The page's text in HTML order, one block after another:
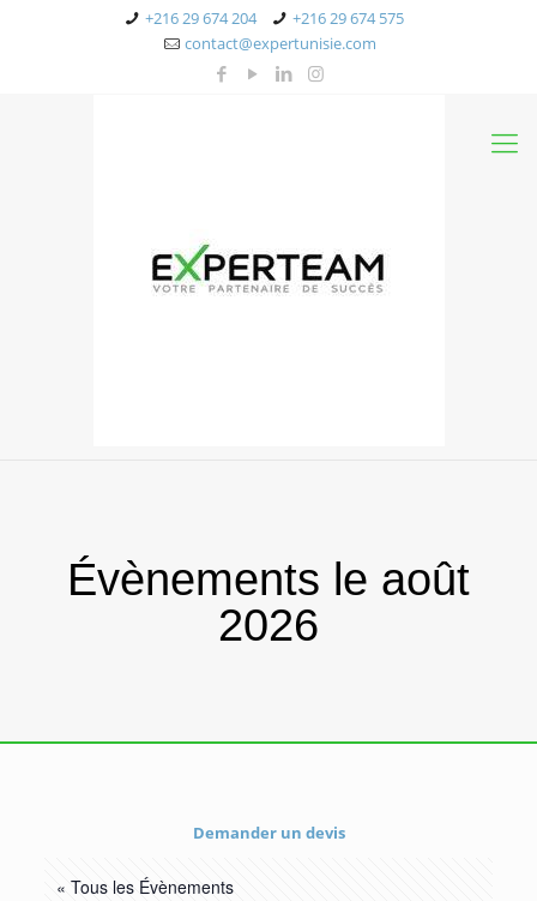
+216 29 674 204
+216 29 674 575
contact@expertunisie.com
Évènements le août
2026
Demander un devis
« Tous les Évènements